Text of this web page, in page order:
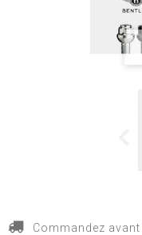
Commandez avant